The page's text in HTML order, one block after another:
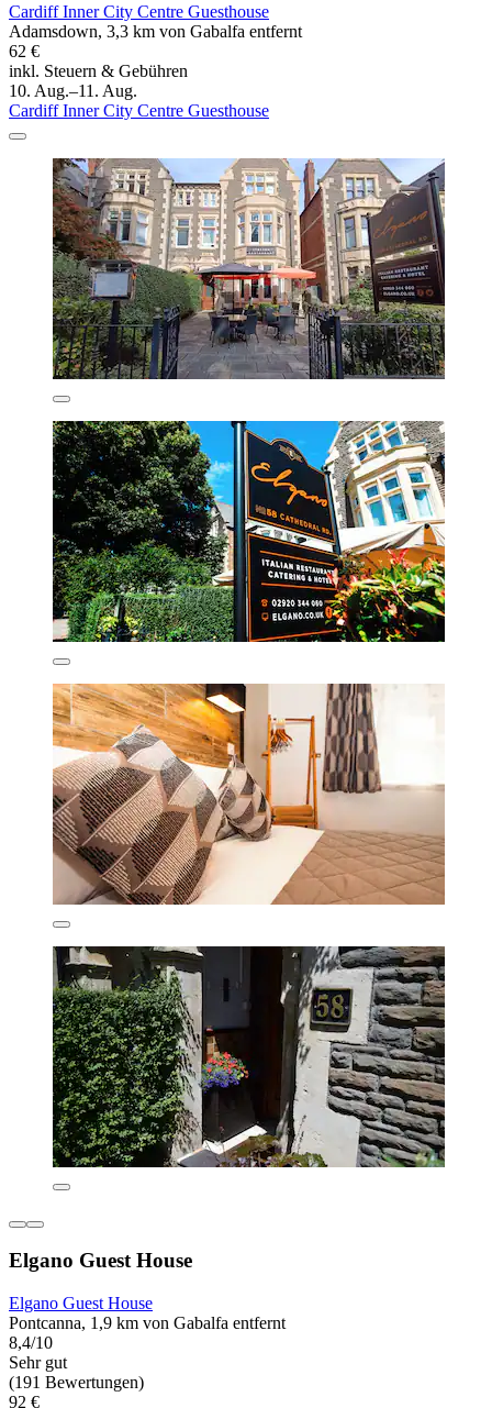
Cardiff Inner City Centre Guesthouse
Adamsdown, 3,3 km von Gabalfa entfernt
62 €
inkl. Steuern & Gebühren
10. Aug.–11. Aug.
Cardiff Inner City Centre Guesthouse
Elgano Guest House
Elgano Guest House
Pontcanna, 1,9 km von Gabalfa entfernt
8,4/10
Sehr gut
(191 Bewertungen)
92 €